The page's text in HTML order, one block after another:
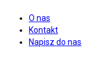
O nas
Kontakt
Napisz do nas